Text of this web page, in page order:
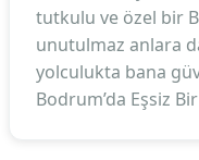
tutkulu ve özel bir
unutulmaz anlara
yolculukta bana
Bodrum’da Eşsiz